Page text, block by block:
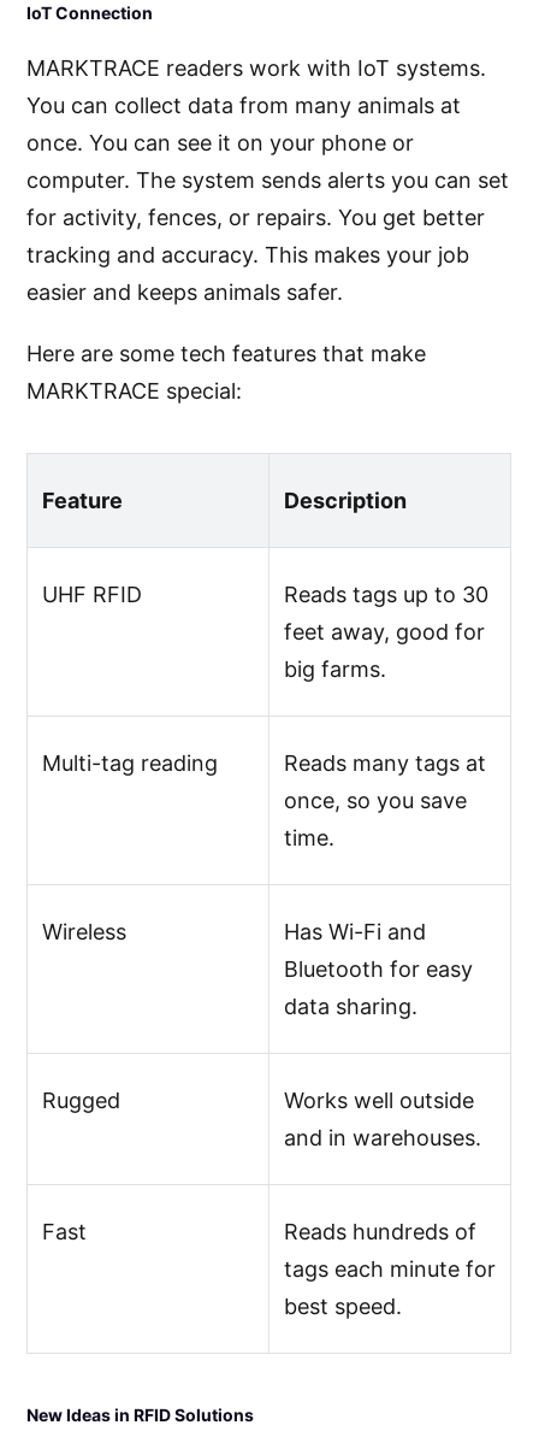
IoT Connection
MARKTRACE readers work with IoT systems.
You can collect data from many animals at
once. You can see it on your phone or
computer. The system sends alerts you can set
for activity, fences, or repairs. You get better
tracking and accuracy. This makes your job
easier and keeps animals safer.
Here are some tech features that make
MARKTRACE special:
Feature Description
UHF RFID
Reads tags up to 30
feet away, good for
big farms.
Multi-tag reading
Reads many tags at
once, so you save
time.
Wireless
Has Wi-Fi and
Bluetooth for easy
data sharing.
Rugged
Works well outside
and in warehouses.
Fast
Reads hundreds of
tags each minute for
best speed.
New Ideas in RFID Solutions